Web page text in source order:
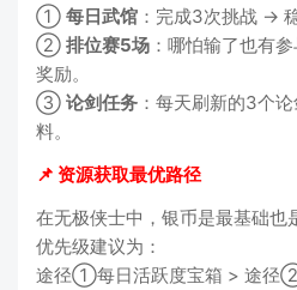
① 每日武馆 ：完成3次挑战 →
② 排位赛5场 ：哪怕输了也有
奖励。
③ 论剑任务 ：每天刷新的3个
料。
📌 资源获取最优路径
在无极侠士中，银币是最基础也
优先级建议为：
途径①每日活跃度宝箱 > 途